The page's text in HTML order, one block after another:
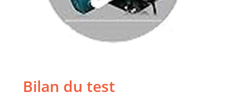
Bilan du test